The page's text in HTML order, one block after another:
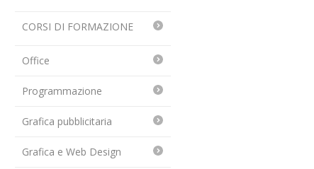
CORSI DI FORMAZIONE
Office
Programmazione
Grafica pubblicitaria
Grafica e Web Design